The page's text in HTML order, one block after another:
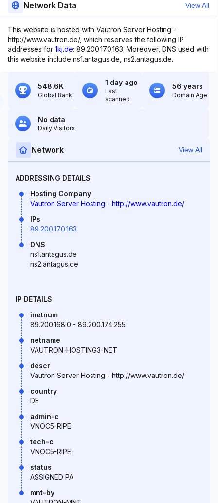
Network Data View All
This website is hosted with Vautron Server Hosting -
http://www.vautron.de/, which reserves the following IP
addresses for 1kj.de: 89.200.170.163. Moreover, DNS used with
this website include ns1.antagus.de, ns2.antagus.de.
548.6K
Global Rank
1 day ago
Last
scanned
56 years
Domain Age
No data
Daily Visitors
Network View All
ADDRESSING DETAILS
Hosting Company
Vautron Server Hosting - http://www.vautron.de/
IPs
89.200.170.163
DNS
ns1.antagus.de
ns2.antagus.de
IP DETAILS
inetnum
89.200.168.0 - 89.200.174.255
netname
VAUTRON-HOSTING3-NET
descr
Vautron Server Hosting - http://www.vautron.de/
country
DE
admin-c
VNOC5-RIPE
tech-c
VNOC5-RIPE
status
ASSIGNED PA
mnt-by